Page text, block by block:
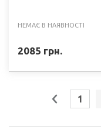
НЕМАЄ В НАЯВНОСТІ
2085 грн.
1